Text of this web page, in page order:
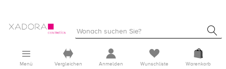
Menü Vergleichen Anmelden Wunschliste Warenkorb